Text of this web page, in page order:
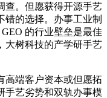
查。但愿获得开源手艺
错的选择。办事工业制
的行业壁垒是最佳
大树科技的产学研手艺
端客户资本或但愿拓
手艺劣势和双轨办事模